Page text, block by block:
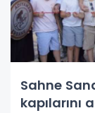
Sahne
kapılarını